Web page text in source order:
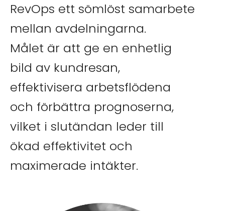
RevOps ett sömlöst samarbete
mellan avdelningarna.
Målet är att ge en enhetlig
bild av kundresan,
effektivisera arbetsflödena
och förbättra prognoserna,
vilket i slutändan leder till
ökad effektivitet och
maximerade intäkter.